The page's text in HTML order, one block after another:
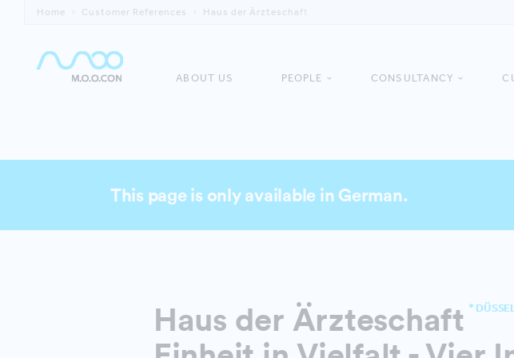
Home Customer References Haus der Ärzteschaft
ABOUT US PEOPLE CONSULTANCY
This page is only available in German.
Haus der Ärzteschaft *